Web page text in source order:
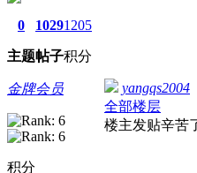
0
主题
1029
帖子
1205
积分
金牌会员
积分
yangqs2004
全部楼层
楼主发贴辛苦